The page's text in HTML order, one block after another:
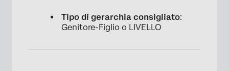
Tipo di gerarchia consigliato:
Genitore-Figlio o LIVELLO